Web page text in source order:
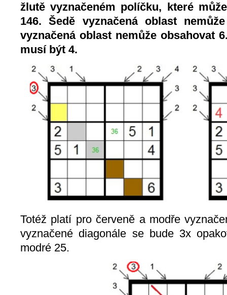
žlutě vyznačeném políčku, které
146. Šedě vyznačená oblast
vyznačená oblast nemůže obsahovat
musí být 4.
Totéž platí pro červeně a modře
vyznačené diagonále se bude 3x
modré 25.